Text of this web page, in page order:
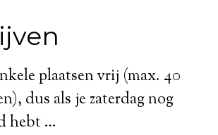
plaatsen vrij (max. 40
dus als je zaterdag nog
hebt …